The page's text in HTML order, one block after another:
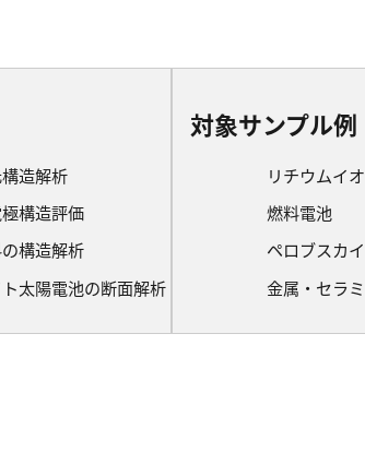
造解析
構造評価
構造解析
太陽電池の断面解析
対象サンプル例
リチウムイ
燃料電池
ペロブスカ
金属・セラ